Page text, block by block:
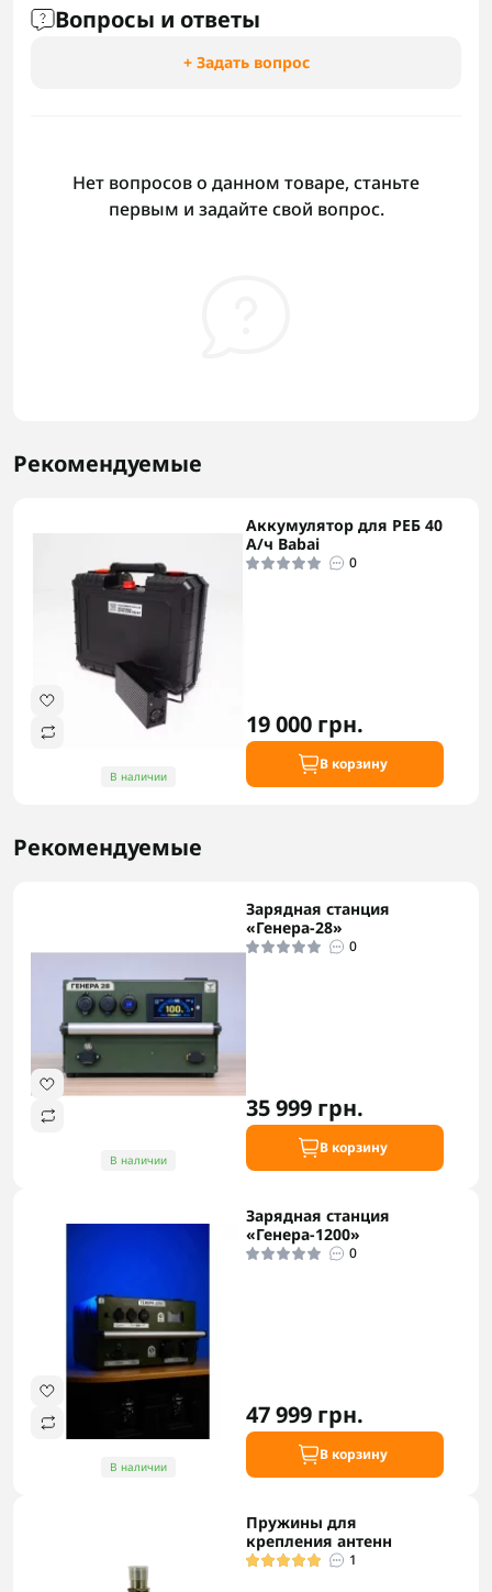
Вопросы и ответы
+ Задать вопрос
Нет вопросов о данном товаре, станьте
первым и задайте свой вопрос.
Рекомендуемые
В наличии
Аккумулятор для РЕБ 40
А/ч Babai
0
19 000 грн.
В корзину
Рекомендуемые
В наличии
Зарядная станция
«Генера-28»
0
35 999 грн.
В корзину
В наличии
Зарядная станция
«Генера-1200»
0
47 999 грн.
В корзину
Пружины для
крепления антенн
1